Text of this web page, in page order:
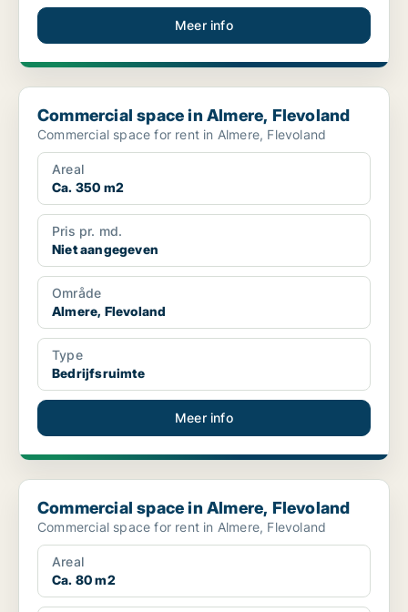
Meer info
Commercial space in Almere, Flevoland
Commercial space in Almere, Flevoland
Commercial space for rent in Almere, Flevoland
Areal
Ca. 350 m2
Pris pr. md.
Niet aangegeven
Område
Almere, Flevoland
Type
Bedrijfsruimte
Meer info
Commercial space in Almere, Flevoland
Commercial space in Almere, Flevoland
Commercial space for rent in Almere, Flevoland
Areal
Ca. 80 m2